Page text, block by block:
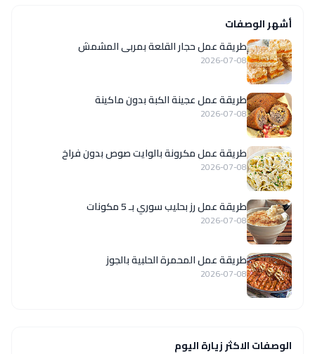
أشهر الوصفات
طريقة عمل حجار القلعة بمربى المشمش
2026-07-08
طريقة عمل عجينة الكبة بدون ماكينة
2026-07-08
طريقة عمل مكرونة بالوايت صوص بدون فراخ
2026-07-08
طريقة عمل رز بحليب سوري بـ 5 مكونات
2026-07-08
طريقة عمل المحمرة الحلبية بالجوز
2026-07-08
الوصفات الاكثر زيارة اليوم